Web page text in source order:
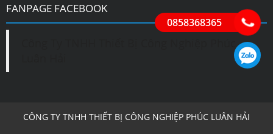
FANPAGE FACEBOOK
CÔNG TY TNHH THIẾT BỊ CÔNG NGHIỆP PHÚC LUÂN HẢI
0858368365